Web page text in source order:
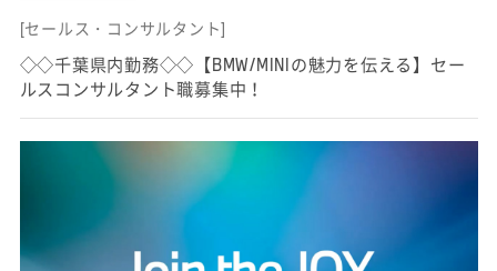
[セールス・コンサルタント]
◇◇千葉県内勤務◇◇【BMW/MINIの魅力を伝える】セー
ルスコンサルタント職募集中！